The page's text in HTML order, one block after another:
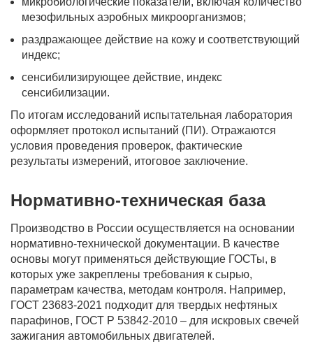
мезофильных аэробных микроорганизмов;
раздражающее действие на кожу и соответствующий
индекс;
сенсибилизирующее действие, индекс
сенсибилизации.
По итогам исследований испытательная лаборатория
оформляет протокол испытаний (ПИ). Отражаются
условия проведения проверок, фактические
результаты измерений, итоговое заключение.
Нормативно-техническая база
Производство в России осуществляется на основании
нормативно-технической документации. В качестве
основы могут применяться действующие ГОСТы, в
которых уже закреплены требования к сырью,
параметрам качества, методам контроля. Например,
ГОСТ 23683-2021 подходит для твердых нефтяных
парафинов, ГОСТ Р 53842-2010 – для искровых свечей
зажигания автомобильных двигателей.